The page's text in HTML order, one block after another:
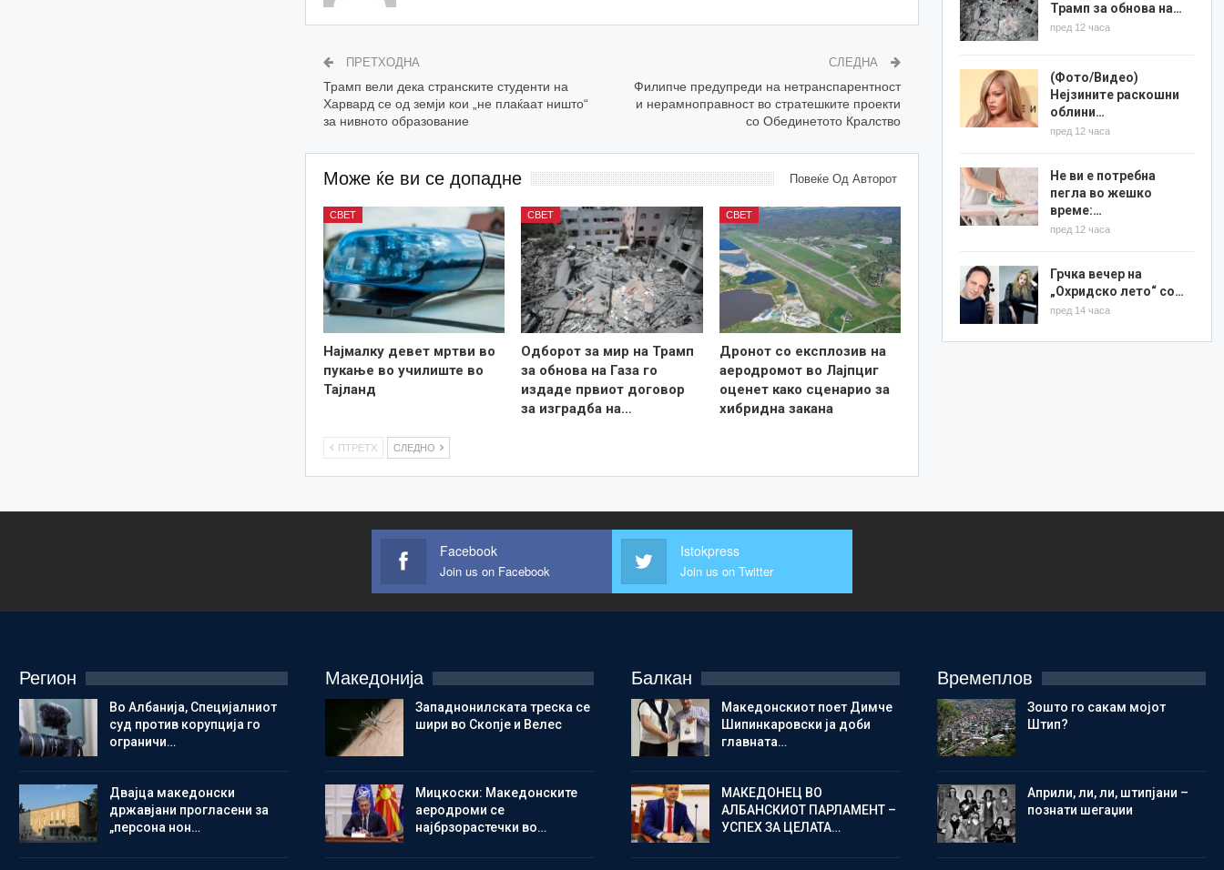
ПРЕТХОДНА
Трамп вели дека странските студенти на
Харвард се од земји кои „не плаќаат ништо“
за нивното образование
СЛЕДНА
Филипче предупреди на нетранспарентност
и нерамноправност во стратешките проекти
со Обединетото Кралство
Може ќе ви се допадне Повеќе Од Авторот
СВЕТ
Најмалку девет мртви во
пукање во училиште во
Тајланд
СВЕТ
Одборот за мир на Трамп
за обнова на Газа го
издаде првиот договор
за изградба на…
СВЕТ
Дронот со експлозив на
аеродромот во Лајпциг
оценет како сценарио за
хибридна закана
ПТРЕТХ СЛЕДНО
Трамп за обнова на…
пред 12 часа
(Фото/Видео)
Нејзините раскошни
облини…
пред 12 часа
Не ви е потребна
пегла во жешко
време:…
пред 12 часа
Грчка вечер на
„Охридско лето“ со…
пред 14 часа
Facebook
Join us on Facebook
Istokpress
Join us on Twitter
Регион
Во Албанија, Специјалниот
суд против корупција го
ограничи…
Двајца македонски
државјани прогласени за
„персона нон…
Македонија
Западнонилската треска се
шири во Скопје и Велес
Мицкоски: Македонските
аеродроми се
најбрзорастечки во…
Балкан
Македонскиот поет Димче
Шипинкаровски ја доби
главната…
МАКЕДОНЕЦ ВО
АЛБАНСКИОТ ПАРЛАМЕНТ –
УСПЕХ ЗА ЦЕЛАТА…
Времеплов
Зошто го сакам мојот
Штип?
Aприли, ли, ли, штипјани –
познати шегаџии